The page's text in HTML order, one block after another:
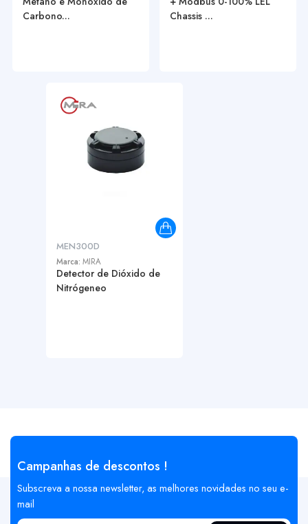
Carbono...
Chassis ...
MEN300D
Marca:MIRA
Detector de Dióxido de
Nitrógeneo
Campanhas de descontos !
Subscreva a nossa newsletter, as melhores novidades no seu e-
mail